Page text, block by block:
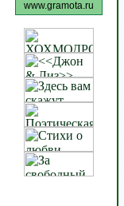
www.gramota.ru